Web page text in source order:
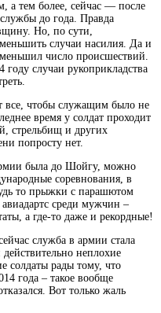
а тем более, сейчас — после
до года. Правда
Но, по сути,
случаи насилия. Да и
число происшествий.
году случаи рукоприкладства
все, чтобы служащим было не
время у солдат проходит
стрельбищ и других
попросту нет.
была до Шойгу, можно
соревнования, в
то прыжки с парашютом
среди мужчин –
а где-то даже и рекордные!
служба в армии стала
неплохие
солдаты рады тому, что
года – такое вообще
Вот только жаль